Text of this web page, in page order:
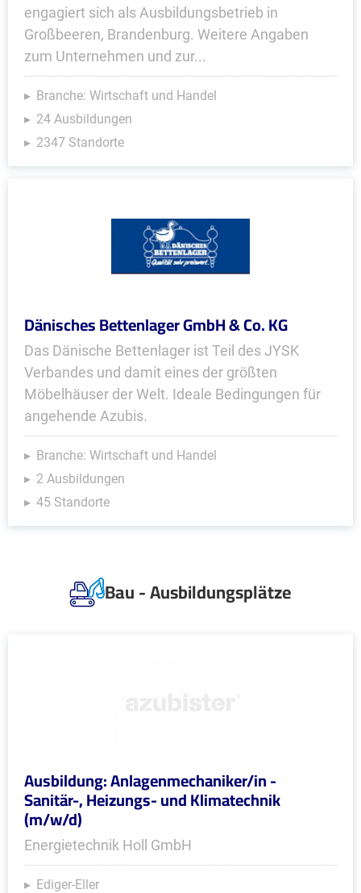
engagiert sich als Ausbildungsbetrieb in
Großbeeren, Brandenburg. Weitere Angaben
zum Unternehmen und zur...
Branche: Wirtschaft und Handel
24 Ausbildungen
2347 Standorte
Dänisches Bettenlager GmbH & Co. KG
Das Dänische Bettenlager ist Teil des JYSK
Verbandes und damit eines der größten
Möbelhäuser der Welt. Ideale Bedingungen für
angehende Azubis.
Branche: Wirtschaft und Handel
2 Ausbildungen
45 Standorte
Bau - Ausbildungsplätze
Ausbildung: Anlagenmechaniker/in -
Sanitär-, Heizungs- und Klimatechnik
(m/w/d)
Energietechnik Holl GmbH
Ediger-Eller